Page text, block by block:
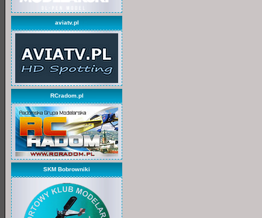
aviatv.pl
RCradom.pl
SKM Bobrowniki